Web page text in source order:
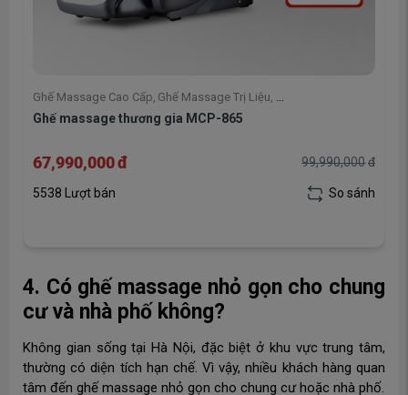
Ghế Massage Cao Cấp, Ghế Massage Trị Liệu,
Ghế Massage Poongsan Hàn Quốc, Ghế massage Toàn Thân
Ghế massage thương gia MCP-865
67,990,000đ 99,990,000đ
5538 Lượt bán So sánh
4. Có ghế massage nhỏ gọn cho chung
cư và nhà phố không?
Không gian sống tại Hà Nội, đặc biệt ở khu vực trung tâm,
thường có diện tích hạn chế. Vì vậy, nhiều khách hàng quan
tâm đến ghế massage nhỏ gọn cho chung cư hoặc nhà phố.